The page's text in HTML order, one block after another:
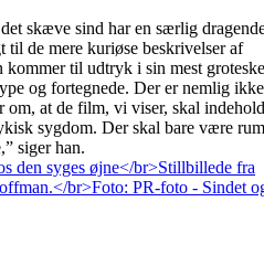
skæve sind har en særlig
de mere kuriøse beskrivelser af
kommer til udtryk i sin mest groteske
og fortegnede. Der er nemlig ikke
om, at de film, vi viser, skal
sygdom. Der skal bare være rum
siger han.